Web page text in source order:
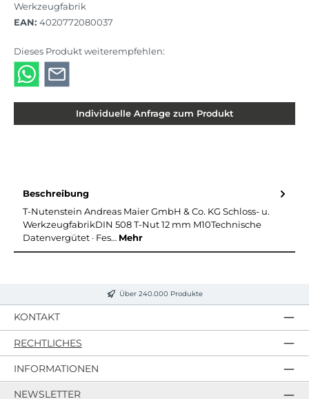
Werkzeugfabrik
EAN: 4020772080037
Dieses Produkt weiterempfehlen:
Individuelle Anfrage zum Produkt
Beschreibung
T-Nutenstein Andreas Maier GmbH & Co. KG Schloss- u.
WerkzeugfabrikDIN 508 T-Nut 12 mm M10Technische
Datenvergütet · Fes… Mehr
Über 240.000 Produkte
KONTAKT
RECHTLICHES
INFORMATIONEN
NEWSLETTER